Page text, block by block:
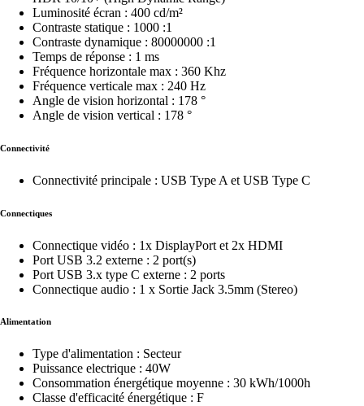
Luminosité écran : 400 cd/m²
Contraste statique : 1000 :1
Contraste dynamique : 80000000 :1
Temps de réponse : 1 ms
Fréquence horizontale max : 360 Khz
Fréquence verticale max : 240 Hz
Angle de vision horizontal : 178 °
Angle de vision vertical : 178 °
Connectivité
Connectivité principale : USB Type A et USB Type C
Connectiques
Connectique vidéo : 1x DisplayPort et 2x HDMI
Port USB 3.2 externe : 2 port(s)
Port USB 3.x type C externe : 2 ports
Connectique audio : 1 x Sortie Jack 3.5mm (Stereo)
Alimentation
Type d'alimentation : Secteur
Puissance electrique : 40W
Consommation énergétique moyenne : 30 kWh/1000h
Classe d'efficacité énergétique : F